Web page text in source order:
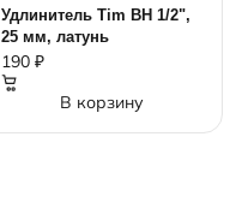
Удлинитель Tim ВН 1/2",
25 мм, латунь
190 ₽
В корзину